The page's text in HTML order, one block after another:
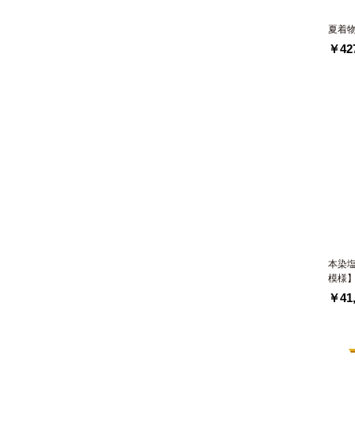
夏着
￥
本染
模様】
￥